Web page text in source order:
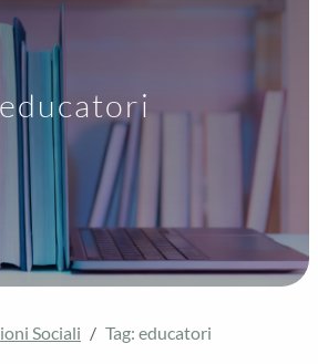
educatori
Sociali Tag: educatori